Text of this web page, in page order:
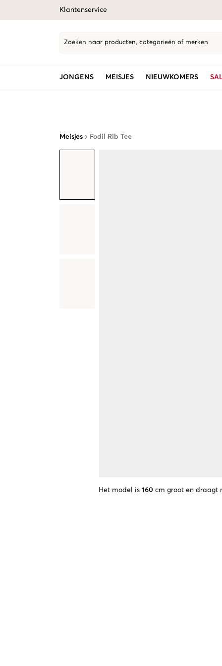
Klantenservice
Zoeken naar producten, categorieën of merken
JONGENS MEISJES NIEUWKOMERS
Meisjes Fodil Rib Tee
Het model is 160 cm groot en draagt